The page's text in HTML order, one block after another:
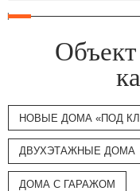
Объект
НОВЫЕ ДОМА «ПОД
ДВУХЭТАЖНЫЕ ДОМА
ДОМА С ГАРАЖОМ